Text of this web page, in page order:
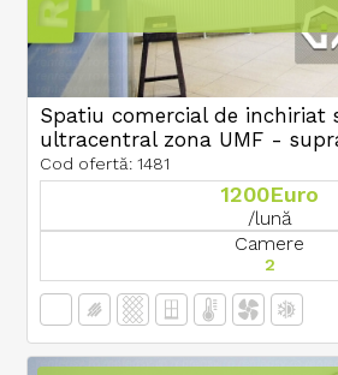
Spatiu comercial de inchiriat
ultracentral zona UMF -
Cod ofertă: 1481
1200Euro
/lună
Camere
2